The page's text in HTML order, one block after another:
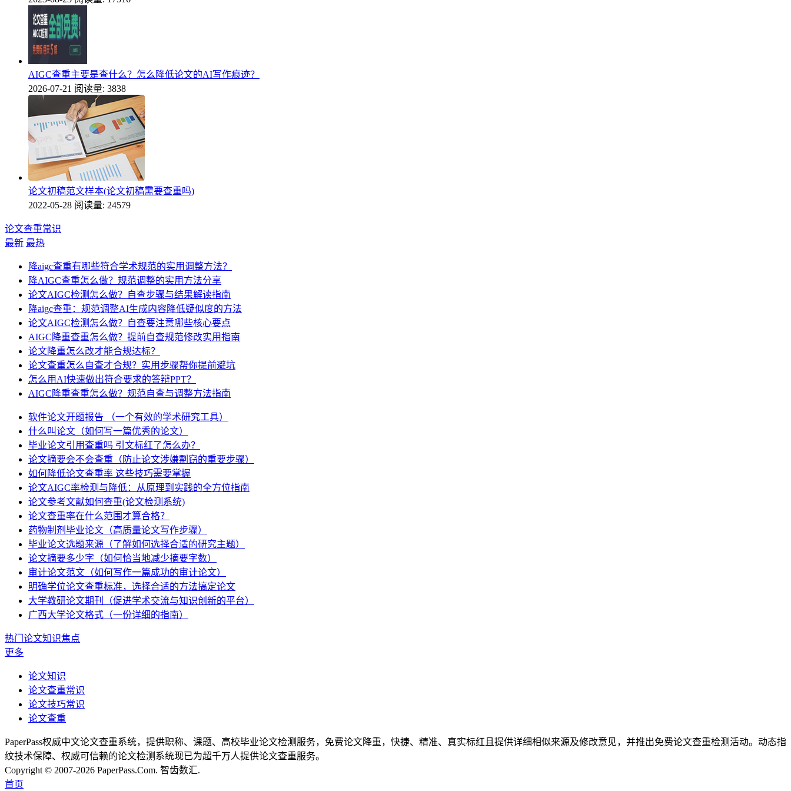
AIGC查重主要是查什么？怎么降低论文的AI写作痕迹？
2026-07-21 阅读量: 3838
论文初稿范文样本(论文初稿需要查重吗)
2022-05-28 阅读量: 24579
论文查重常识
最新 最热
降aigc查重有哪些符合学术规范的实用调整方法？
降AIGC查重怎么做？规范调整的实用方法分享
论文AIGC检测怎么做？自查步骤与结果解读指南
降aigc查重：规范调整AI生成内容降低疑似度的方法
论文AIGC检测怎么做？自查要注意哪些核心要点
AIGC降重查重怎么做？提前自查规范修改实用指南
论文降重怎么改才能合规达标？
论文查重怎么自查才合规？实用步骤帮你提前避坑
怎么用AI快速做出符合要求的答辩PPT？
AIGC降重查重怎么做？规范自查与调整方法指南
软件论文开题报告 （一个有效的学术研究工具）
什么叫论文（如何写一篇优秀的论文）
毕业论文引用查重吗 引文标红了怎么办？
论文摘要会不会查重（防止论文涉嫌剽窃的重要步骤）
如何降低论文查重率 这些技巧需要掌握
论文AIGC率检测与降低：从原理到实践的全方位指南
论文参考文献如何查重(论文检测系统)
论文查重率在什么范围才算合格？
药物制剂毕业论文（高质量论文写作步骤）
毕业论文选题来源（了解如何选择合适的研究主题）
论文摘要多少字（如何恰当地减少摘要字数）
审计论文范文（如何写作一篇成功的审计论文）
明确学位论文查重标准，选择合适的方法搞定论文
大学教研论文期刊（促进学术交流与知识创新的平台）
广西大学论文格式（一份详细的指南）
热门论文知识焦点
更多
论文知识
论文查重常识
论文技巧常识
论文查重
PaperPass权威中文论文查重系统，提供职称、课题、高校毕业论文检测服务，免费论文降重，快捷、精准、真实标红且提供详细相似来源及修改意见，并推出免费论文查重检测活动。动态指
纹技术保障、权威可信赖的论文检测系统现已为超千万人提供论文查重服务。
Copyright © 2007-2026 PaperPass.Com. 智齿数汇.
首页